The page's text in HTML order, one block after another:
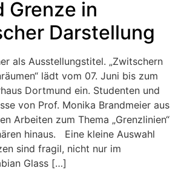
Grenze in
Darstellung
als Ausstellungstitel. „Zwitschern
lädt vom 07. Juni bis zum
Dortmund ein. Studenten und
von Prof. Monika Brandmeier aus
Arbeiten zum Thema „Grenzlinien“
hinaus. Eine kleine Auswahl
sind fragil, nicht nur im
Glass […]